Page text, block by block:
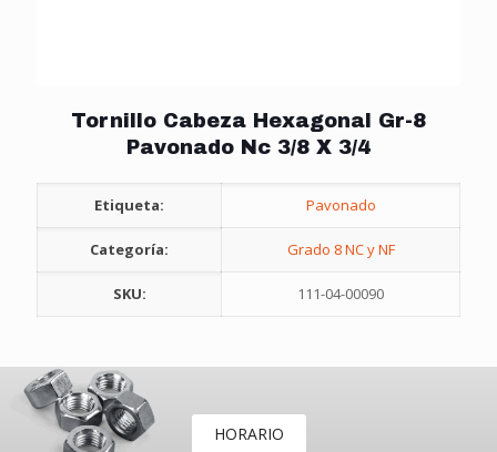
Tornillo Cabeza Hexagonal Gr-8
Pavonado Nc 3/8 X 3/4
Etiqueta: Pavonado
Categoría: Grado 8 NC y NF
SKU: 111-04-00090
HORARIO